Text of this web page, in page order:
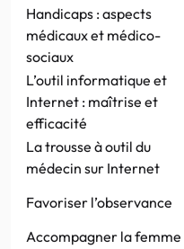
Handicaps : aspects
médicaux et médico-
sociaux
L’outil informatique et
Internet : maîtrise et
efficacité
La trousse à outil du
médecin sur Internet
Favoriser l’observance
Accompagner la femme